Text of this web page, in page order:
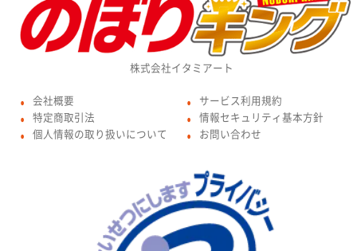
株式会社イタミアート
● 会社概要
● 特定商取引法
● 個人情報の取り扱いについて
● サービス利用規約
● 情報セキュリティ基本方針
● お問い合わせ